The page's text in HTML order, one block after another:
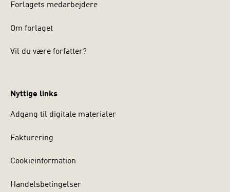
Forlagets medarbejdere
Om forlaget
Vil du være forfatter?
Nyttige links
Adgang til digitale materialer
Fakturering
Cookieinformation
Handelsbetingelser